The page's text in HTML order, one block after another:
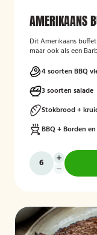
AMERIKAANS
Dit Amerikaans
maar ook als een
4 soorten BBQ
3 soorten salade
Stokbrood +
BBQ + Borden